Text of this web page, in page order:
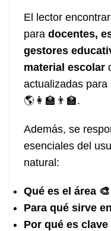
El lector
para docentes,
gestores
material escolar
actualizadas
🌎👩‍🏫👨‍🏫.
Además, se
esenciales del
natural:
Qué es el área 🎨
Para qué sirve
Por qué es